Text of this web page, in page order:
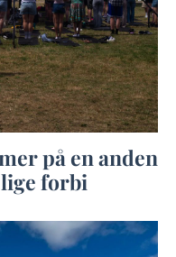
på en anden
forbi